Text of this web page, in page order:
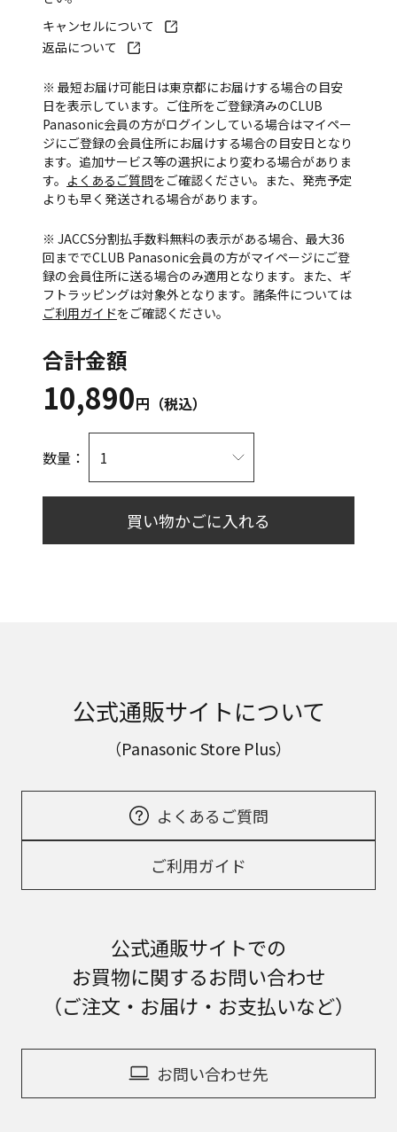
キャンセルについて
返品について
※ 最短お届け可能日は東京都にお届けする場合の目安
日を表示しています。ご住所をご登録済みのCLUB
Panasonic会員の方がログインしている場合はマイペー
ジにご登録の会員住所にお届けする場合の目安日となり
ます。追加サービス等の選択により変わる場合がありま
す。 よくあるご質問をご確認ください。また、発売予定
よりも早く発送される場合があります。
※ JACCS分割払手数料無料の表示がある場合、最大36
回まででCLUB Panasonic会員の方がマイページにご登
録の会員住所に送る場合のみ適用となります。また、ギ
フトラッピングは対象外となります。諸条件については
ご利用ガイドをご確認ください。
合計金額
10,890円（税込）
数量：
買い物かごに入れる
公式通販サイトについて
（Panasonic Store Plus）
よくあるご質問
ご利用ガイド
公式通販サイトでの
お買物に関するお問い合わせ
（ご注文・お届け・お支払いなど）
お問い合わせ先